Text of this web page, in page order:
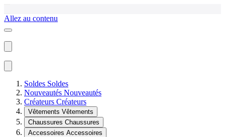
Allez au contenu
Soldes Soldes
Nouveautés Nouveautés
Créateurs Créateurs
Vêtements Vêtements
Chaussures Chaussures
Accessoires Accessoires